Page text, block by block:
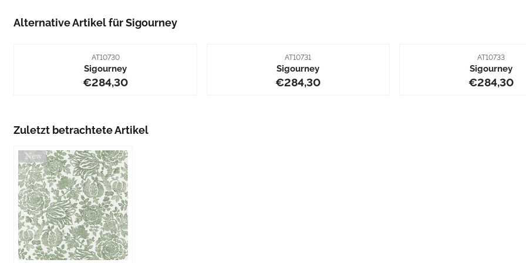
Alternative Artikel fürSigourney
Artikelnummer
AT10730
Sigourney
Preis: 284,30
€284,30
Artikelnummer
AT10731
Sigourney
Preis: 284,30
€284,30
Artikelnummer
AT10733
Sigourney
Preis:
€284,30
Zuletzt betrachtete Artikel